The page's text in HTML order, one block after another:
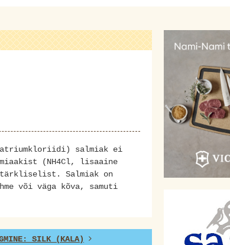
salmiak ei
(NH4Cl, lisaaine
Salmiak on
või väga kõva, samuti
SILK (KALA)